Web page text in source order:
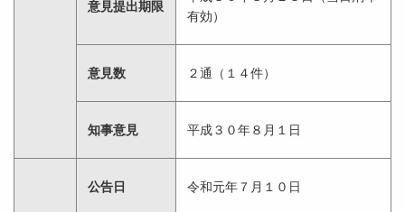
意見提出期限
有効）
意見数 ２通（１４件）
知事意見 平成３０年８月１日
公告日 令和元年７月１０日